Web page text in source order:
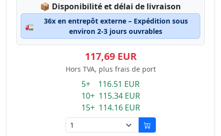
📦 Lagerstatus:
Disponibilité et délai de livraison
🚛
36x en entrepôt externe – Expédition sous
environ 2-3 jours ouvrables
117,69 EUR
Hors TVA, plus frais de port
5+ 116.51 EUR
10+ 115.34 EUR
15+ 114.16 EUR